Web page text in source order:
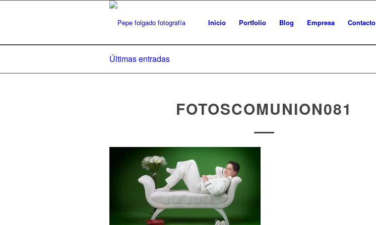
Inicio Portfolio Blog Empresa Contacto
Últimas entradas
FOTOSCOMUNION081